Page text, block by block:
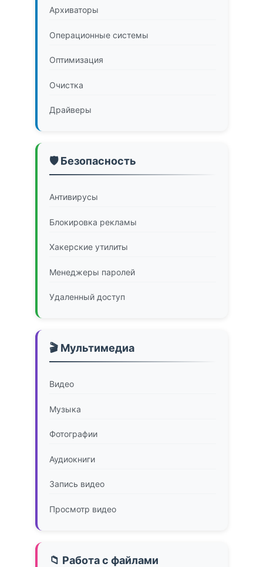
Архиваторы
Операционные системы
Оптимизация
Очистка
Драйверы
🛡️ Безопасность
Антивирусы
Блокировка рекламы
Хакерские утилиты
Менеджеры паролей
Удаленный доступ
🎬 Мультимедиа
Видео
Музыка
Фотографии
Аудиокниги
Запись видео
Просмотр видео
📁 Работа с файлами